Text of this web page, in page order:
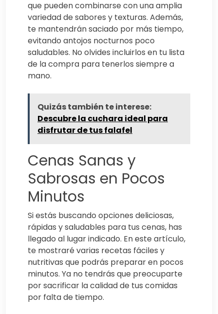
que pueden combinarse con una amplia
variedad de sabores y texturas. Además,
te mantendrán saciado por más tiempo,
evitando antojos nocturnos poco
saludables. No olvides incluirlos en tu lista
de la compra para tenerlos siempre a
mano.
Quizás también te interese:
Descubre la cuchara ideal para
disfrutar de tus falafel
Cenas Sanas y
Sabrosas en Pocos
Minutos
Si estás buscando opciones deliciosas,
rápidas y saludables para tus cenas, has
llegado al lugar indicado. En este artículo,
te mostraré varias recetas fáciles y
nutritivas que podrás preparar en pocos
minutos. Ya no tendrás que preocuparte
por sacrificar la calidad de tus comidas
por falta de tiempo.